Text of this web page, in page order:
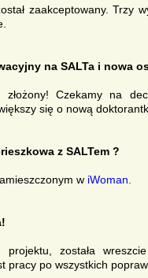
zaakceptowany. Trzy
na SALTa i nowa
Czekamy na
się o nową
z SALTem ?
w iWoman.
projektu, została
pracy po wszystkich